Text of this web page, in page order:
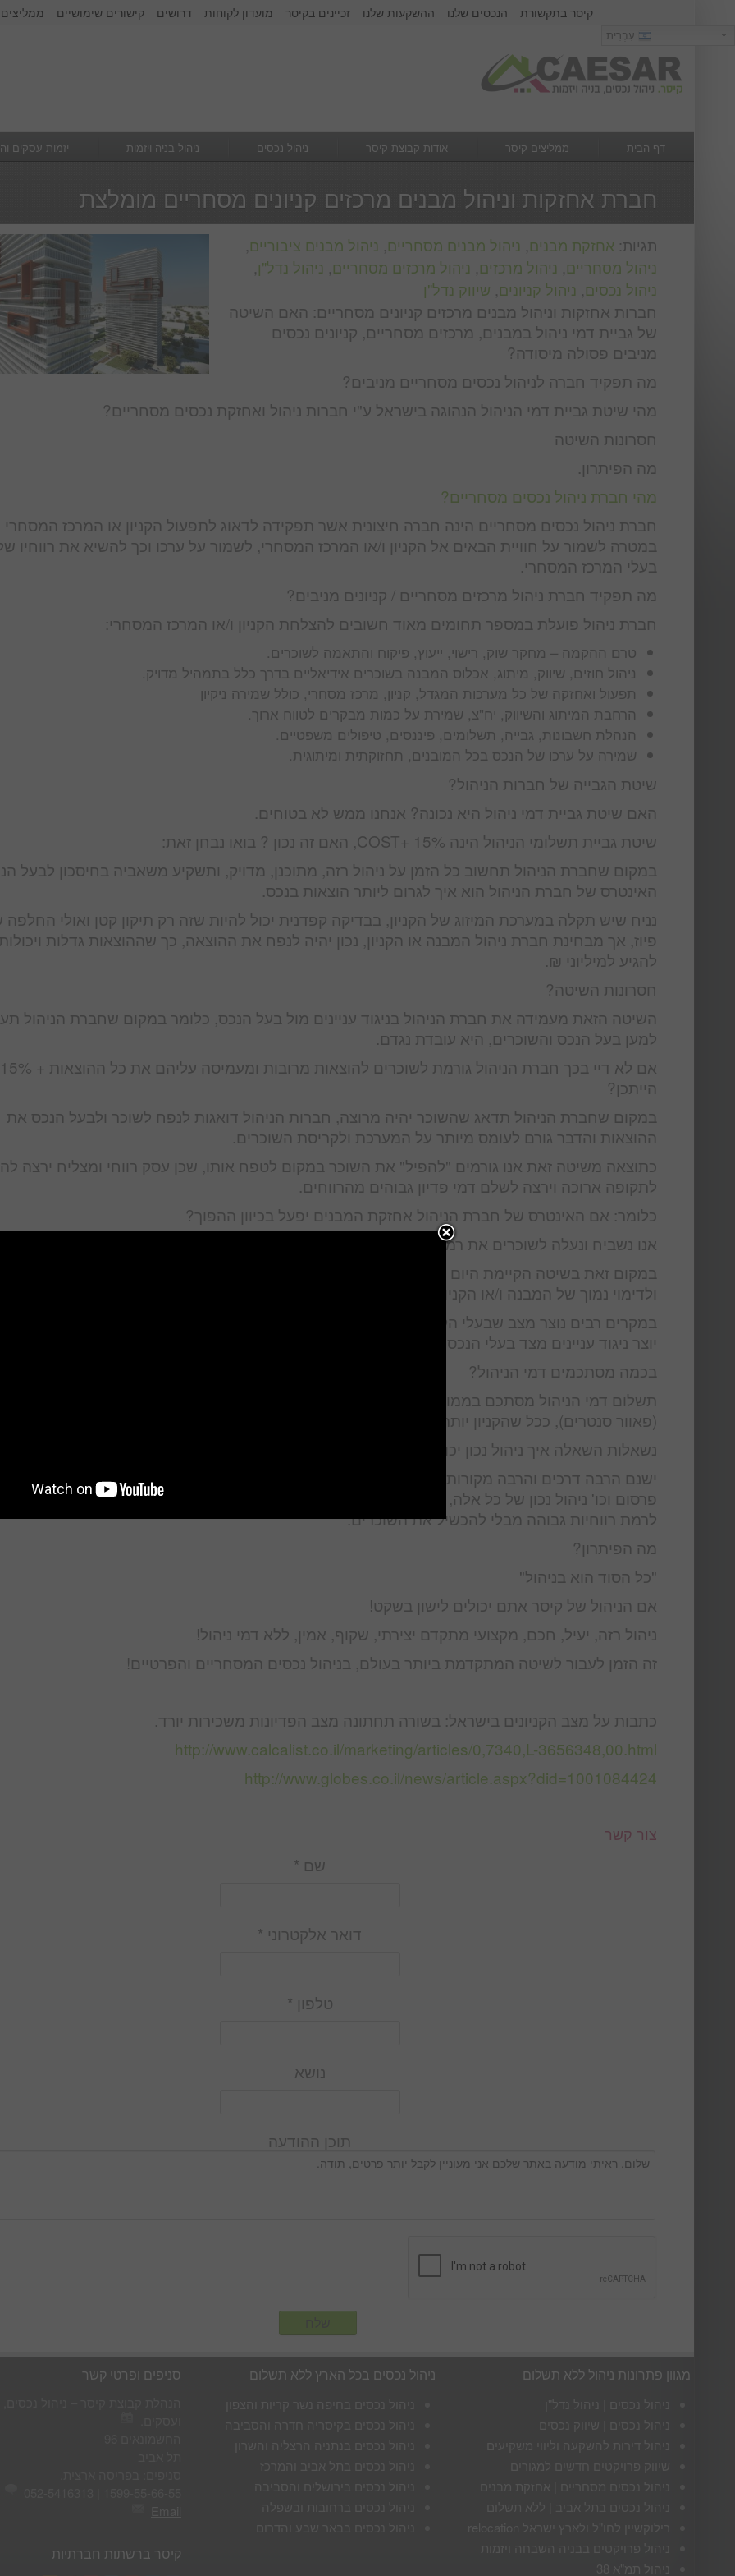
שם משתמש : סיסמא :
קישורים שימושיים דרושים מועדון לקוחות זכיינים בקיסר ההשקעות שלנו הנכסים שלנו קיסר בתקשורת
עִבְרִית
דף הבית ממליצים קיסר אודות קבוצת קיסר ניהול נכסים ניהול בניה ויזמות
יזמות עסקים
חברת אחזקות וניהול מבנים מרכזים קניונים מסחריים מומלצת
תגיות: אחזקת מבנים, ניהול מבנים מסחריים, ניהול מבנים ציבוריים,
ניהול מסחריים, ניהול מרכזים, ניהול מרכזים מסחריים, ניהול נדל"ן,
ניהול נכסים, ניהול קניונים, שיווק נדל"ן
חברות אחזקות וניהול מבנים מרכזים קניונים מסחריים: האם השיטה
של גביית דמי ניהול במבנים, מרכזים מסחריים, קניונים נכסים
מניבים פסולה מיסודה?
מה תפקיד חברה לניהול נכסים מסחריים מניבים?
מהי שיטת גביית דמי הניהול הנהוגה בישראל ע"י חברות ניהול ואחזקת נכסים מסחריים?
חסרונות השיטה
מה הפיתרון.
מהי חברת ניהול נכסים מסחריים?
חברת ניהול נכסים מסחריים הינה חברה חיצונית אשר תפקידה לדאוג לתפעול הקניון או המרכז המסחרי
במטרה לשמור על חוויית הבאים אל הקניון ו/או המרכז המסחרי, לשמור על ערכו וכך להשיא את רווחיו
בעלי המרכז המסחרי.
מה תפקיד חברת ניהול מרכזים מסחריים / קניונים מניבים?
חברת ניהול פועלת במספר תחומים מאוד חשובים להצלחת הקניון ו/או המרכז המסחרי:
טרם ההקמה – מחקר שוק, רישוי, ייעוץ, פיקוח והתאמה לשוכרים.
ניהול חוזים, שיווק, מיתוג, אכלוס המבנה בשוכרים אידיאליים בדרך כלל בתמהיל מדויק.
תפעול ואחזקה של כל מערכות המגדל, קניון, מרכז מסחרי, כולל שמירה ניקיון
הרחבת המיתוג והשיווק, יח"צ, שמירת על כמות מבקרים לטווח ארוך.
הנהלת חשבונות, גבייה, תשלומים, פיננסים, טיפולים משפטיים.
שמירה על ערכו של הנכס בכל המובנים, תחזוקתית ומיתוגית.
שיטת הגבייה של חברות הניהול?
האם שיטת גביית דמי ניהול היא נכונה? אנחנו ממש לא בטוחים.
שיטת גביית תשלומי הניהול הינה COST+ 15%, האם זה נכון ? בואו נבחן זאת:
במקום שחברת הניהול תחשוב כל הזמן על ניהול רזה, מתוכנן, מדויק, ותשקיע משאביה בחיסכון לבעל
האינטרס של חברת הניהול הוא איך לגרום ליותר הוצאות בנכס.
נניח שיש תקלה במערכת המיזוג של הקניון, בבדיקה קפדנית יכול להיות שזה רק תיקון קטן ואולי
פיוז, אך מבחינת חברת ניהול המבנה או הקניון, נכון יהיה לנפח את ההוצאה, כך שההוצאות גדלות
להגיע למיליוני ₪.
חסרונות השיטה?
השיטה הזאת מעמידה את חברת הניהול בניגוד עניינים מול בעל הנכס, כלומר במקום שחברת הניהול
למען בעל הנכס והשוכרים, היא עובדת נגדם.
הייתכן?
במקום שחברת הניהול תדאג שהשוכר יהיה מרוצה, חברות הניהול דואגות לנפח לשוכר ולבעל הנכס את
ההוצאות והדבר גורם לעומס מיותר על המערכת ולקריסת השוכרים.
כתוצאה משיטה זאת אנו גורמים "להפיל" את השוכר במקום לטפח אותו, שכן עסק רווחי ומצליח ירצה
לתקופה ארוכה וירצה לשלם דמי פדיון גבוהים מהרווחים.
כלומר: אם האינטרס של חברת הניהול אחזקת המבנים יפעל בכיוון ההפוך?
אנו נשביח ונעלה לשוכרים את רמת הרווחיות, השוכרים ירגישו בטוחים וגם ישלמו ברצון רב.
במקום זאת בשיטה הקיימת היום אנו גורמים לשטחים מ"ר ריקים ומפסידים, אנו גורמים לתדמית
ולדימוי נמוך של המבנה ו/או הקניון , לירידת ערך הקניון או המרכז המסחרי.
במקרים רבים נוצר מצב שבעלי הקניון הקימו חברה ניהול משלהם כדי להרוויח גם את דמי הניהול, דבר
יוצר ניגוד עניינים מצד בעלי הנכס, ושוב השוכרים מפסידים, דבר שיכול להביא גם למרד שוכרים.
בכמה מסתכמים דמי הניהול?
(פאוור סנטרים), ככל שהקניון יותר מצליח כך עולים דמי הניהול.
נשאלות השאלה איך ניהול נכון יכול להעלות את רמת ההכנסה ולהוריד את דמי הניהול ?
ישנם הרבה דרכים והרבה מקורות הכנסה לבעלי הקניון כגון השכרת שטחים, חניונים, דוכנים, ירידים,
פרסום וכו' ניהול נכון של כל אלה, תמהיל נכון המלווה ביצירתיות תביא בידול על פני המתחרים ואת
לרמת רווחיות גבוהה מבלי להכשיל את השוכרים.
מה הפיתרון?
"כל הסוד הוא בניהול"
אם הניהול של קיסר אתם יכולים לישון בשקט!
ניהול רזה, יעיל, חכם, מקצועי מתקדם יצירתי, שקוף, אמין, ללא דמי ניהול!
זה הזמן לעבור לשיטה המתקדמת ביותר בעולם, בניהול נכסים המסחריים והפרטיים!
כתבות על מצב הקניונים בישראל: בשורה תחתונה מצב הפדיונות משכירות יורד.
http://www.calcalist.co.il/marketing/articles/0,7340,L-3656348,00.html
http://www.globes.co.il/news/article.aspx?did=1001084424
צור קשר
שם *
דואר אלקטרוני *
טלפון *
נושא
תוכן ההודעה
סניפים ופרטי קשר
קיסר ברשתות חברתיות
ניהול נכסים בכל הארץ ללא תשלום מגוון פתרונות ניהול ללא תשלום
ניהול תמ"א 38
עִבְרִית